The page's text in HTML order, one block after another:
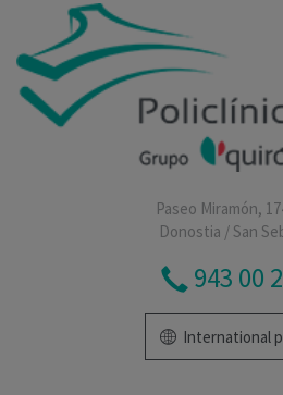
Paseo Miramón,
Donostia / San
943 00
International